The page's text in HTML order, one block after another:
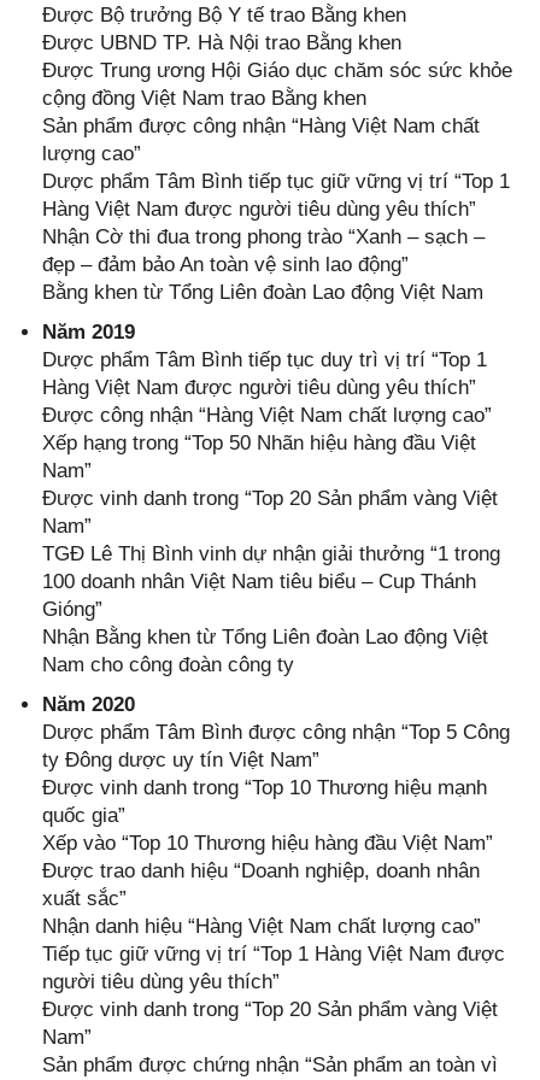
Được Bộ trưởng Bộ Y tế trao Bằng khen
Được UBND TP. Hà Nội trao Bằng khen
Được Trung ương Hội Giáo dục chăm sóc sức khỏe
cộng đồng Việt Nam trao Bằng khen
Sản phẩm được công nhận “Hàng Việt Nam chất
lượng cao”
Dược phẩm Tâm Bình tiếp tục giữ vững vị trí “Top 1
Hàng Việt Nam được người tiêu dùng yêu thích”
Nhận Cờ thi đua trong phong trào “Xanh – sạch –
đẹp – đảm bảo An toàn vệ sinh lao động”
Bằng khen từ Tổng Liên đoàn Lao động Việt Nam
Năm 2019
Dược phẩm Tâm Bình tiếp tục duy trì vị trí “Top 1
Hàng Việt Nam được người tiêu dùng yêu thích”
Được công nhận “Hàng Việt Nam chất lượng cao”
Xếp hạng trong “Top 50 Nhãn hiệu hàng đầu Việt
Nam”
Được vinh danh trong “Top 20 Sản phẩm vàng Việt
Nam”
TGĐ Lê Thị Bình vinh dự nhận giải thưởng “1 trong
100 doanh nhân Việt Nam tiêu biểu – Cup Thánh
Gióng”
Nhận Bằng khen từ Tổng Liên đoàn Lao động Việt
Nam cho công đoàn công ty
Năm 2020
Dược phẩm Tâm Bình được công nhận “Top 5 Công
ty Đông dược uy tín Việt Nam”
Được vinh danh trong “Top 10 Thương hiệu mạnh
quốc gia”
Xếp vào “Top 10 Thương hiệu hàng đầu Việt Nam”
Được trao danh hiệu “Doanh nghiệp, doanh nhân
xuất sắc”
Nhận danh hiệu “Hàng Việt Nam chất lượng cao”
Tiếp tục giữ vững vị trí “Top 1 Hàng Việt Nam được
người tiêu dùng yêu thích”
Được vinh danh trong “Top 20 Sản phẩm vàng Việt
Nam”
Sản phẩm được chứng nhận “Sản phẩm an toàn vì